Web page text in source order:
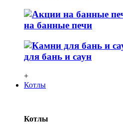
на банные печи
для бань и саун
+
Котлы
Котлы